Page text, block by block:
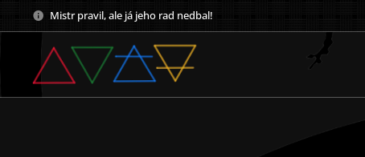
Mistr pravil, ale já jeho rad nedbal!